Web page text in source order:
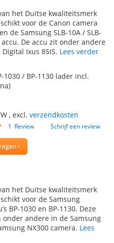
het Duitse kwaliteitsmerk
voor de Canon camera
de Samsung SLB-10A / SLB-
accu. De accu zit onder andere
Ixus 85IS. Lees verder
1030 / BP-1130 lader incl.
, excl. verzendkosten
1 Review Schrijf een review
het Duitse kwaliteitsmerk
voor de Samsung
BP-1030 en BP-1130. Deze
onder andere in de Samsung
NX300 camera. Lees